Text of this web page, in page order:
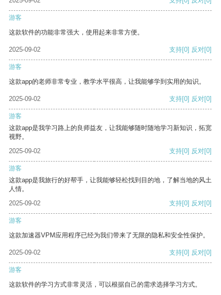
游客
这款软件的功能非常强大，使用起来非常方便。
2025-09-02 支持[0] 反对[0]
游客
这款app的老师非常专业，教学水平很高，让我能够学到实用的知识。
2025-09-02 支持[0] 反对[0]
游客
这款app是我学习路上的良师益友，让我能够随时随地学习新知识，拓宽
视野。
2025-09-02
支持[0] 反对[0]
游客
这款app是我旅行的好帮手，让我能够轻松找到目的地，了解当地的风土
人情。
2025-09-02
支持[0] 反对[0]
游客
这款加速器VPM应用程序已经为我们带来了无限的隐私和安全性保护。
2025-09-02 支持[0] 反对[0]
游客
这款软件的学习方式非常灵活，可以根据自己的需求选择学习方式。